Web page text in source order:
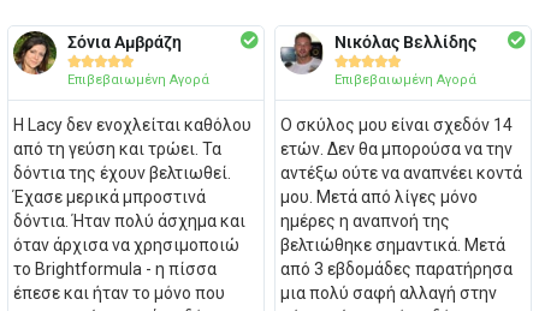
Σόνια Αμβράζη

Επιβεβαιωμένη Αγορά
Η Lacy δεν ενοχλείται καθόλου
από τη γεύση και τρώει. Τα
δόντια της έχουν βελτιωθεί.
Έχασε μερικά μπροστινά
δόντια. Ήταν πολύ άσχημα και
όταν άρχισα να χρησιμοποιώ
το Brightformula - η πίσσα
έπεσε και ήταν το μόνο που
Νικόλας Βελλίδης

Επιβεβαιωμένη Αγορά
Ο σκύλος μου είναι σχεδόν 14
ετών. Δεν θα μπορούσα να την
αντέξω ούτε να αναπνέει κοντά
μου. Μετά από λίγες μόνο
ημέρες η αναπνοή της
βελτιώθηκε σημαντικά. Μετά
από 3 εβδομάδες παρατήρησα
μια πολύ σαφή αλλαγή στην